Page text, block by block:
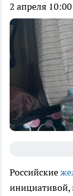
2 апреля 10:00
Российские
инициативой,